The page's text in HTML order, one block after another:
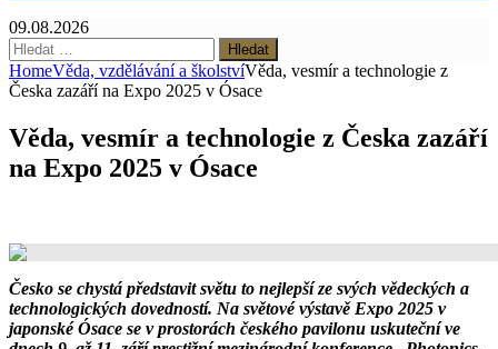
09.08.2026
Vyhledávání
HomeVěda, vzdělávání a školstvíVěda, vesmír a technologie z
Česka zazáří na Expo 2025 v Ósace
Věda, vesmír a technologie z Česka zazáří
na Expo 2025 v Ósace
Česko se chystá představit světu to nejlepší ze svých vědeckých a
technologických dovedností. Na světové výstavě Expo 2025 v
japonské Ósace se v prostorách českého pavilonu uskuteční ve